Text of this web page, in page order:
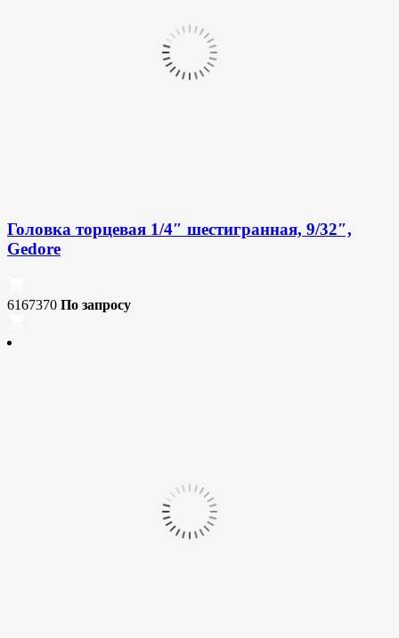
Головка торцевая 1/4″ шестигранная, 9/32″,
Gedore
6167370 По запросу